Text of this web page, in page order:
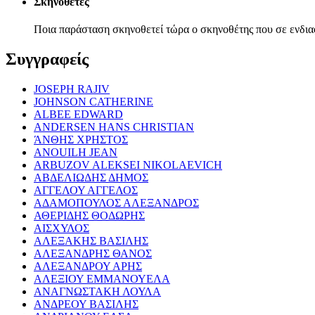
Ποια παράσταση σκηνοθετεί τώρα ο σκηνοθέτης που σε
Συγγραφείς
JOSEPH RAJIV
JOHNSON CATHERINE
ALBEE EDWARD
ANDERSEN HANS CHRISTIAN
ΆΝΘΗΣ ΧΡΗΣΤΟΣ
ANOUILH JEAN
ARBUZOV ALEKSEI NIKOLAEVICH
ΑΒΔΕΛΙΩΔΗΣ ΔΗΜΟΣ
ΑΓΓΕΛΟΥ ΑΓΓΕΛΟΣ
ΑΔΑΜΟΠΟΥΛΟΣ ΑΛΕΞΑΝΔΡΟΣ
ΑΘΕΡΙΔΗΣ ΘΟΔΩΡΗΣ
ΑΙΣΧΥΛΟΣ
ΑΛΕΞΑΚΗΣ ΒΑΣΙΛΗΣ
ΑΛΕΞΑΝΔΡΗΣ ΘΑΝΟΣ
ΑΛΕΞΑΝΔΡΟΥ ΑΡΗΣ
ΑΛΕΞΙΟΥ ΕΜΜΑΝΟΥΕΛΑ
ΑΝΑΓΝΩΣΤΑΚΗ ΛΟΥΛΑ
ΑΝΔΡΕΟΥ ΒΑΣΙΛΗΣ